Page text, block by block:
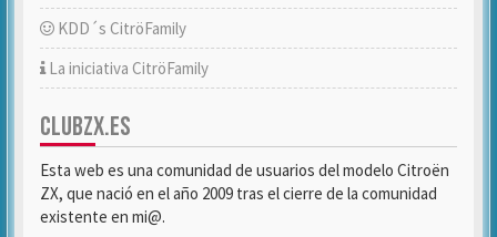
KDD´s CitröFamily
La iniciativa CitröFamily
CLUBZX.ES
Esta web es una comunidad de usuarios del modelo Citroën
ZX, que nació en el año 2009 tras el cierre de la comunidad
existente en mi@.